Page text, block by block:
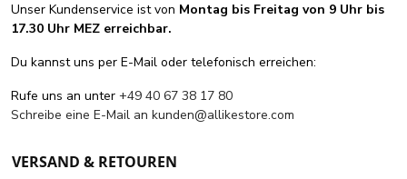
Unser Kundenservice ist von Montag bis Freitag von 9 Uhr bis
17.30 Uhr MEZ erreichbar.
Du kannst uns per E-Mail oder telefonisch erreichen:
Rufe uns an unter +49 40 67 38 17 80
Schreibe eine E-Mail an kunden@allikestore.com
VERSAND & RETOUREN